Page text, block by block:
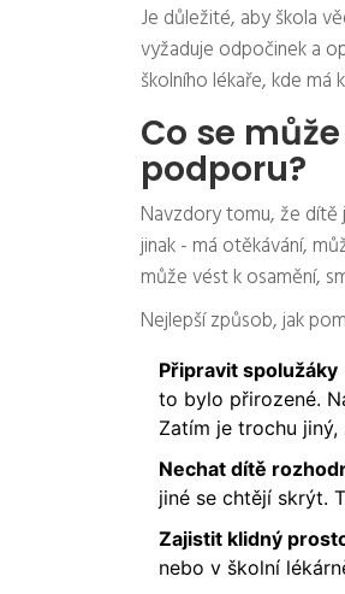
Je důležité, aby škola
vyžaduje odpočinek a
školního lékaře, kde má
Co se
podporu?
Navzdory tomu, že dítě
jinak - má otěkávání,
může vést k osamění,
Nejlepší způsob, jak
Připravit spolužáky
to bylo přirozené.
Zatím je trochu jiný,
Nechat dítě
jiné se chtějí skrýt.
Zajistit klidný
nebo v školní